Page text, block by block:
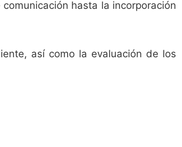
hasta la incorporación
así como la evaluación de los